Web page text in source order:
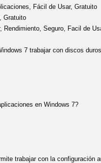
Fácil de Usar, Gratuito
Gratuito
Rendimiento, Seguro, Facil de
7 trabajar con discos
en Windows 7?
trabajar con la configuración